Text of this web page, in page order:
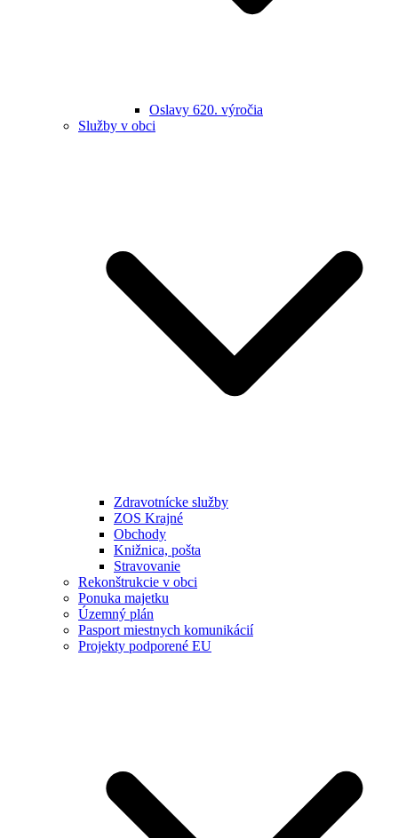
Oslavy 620. výročia
Služby v obci
Zdravotnícke služby
ZOS Krajné
Obchody
Knižnica, pošta
Stravovanie
Rekonštrukcie v obci
Ponuka majetku
Územný plán
Pasport miestnych komunikácií
Projekty podporené EU